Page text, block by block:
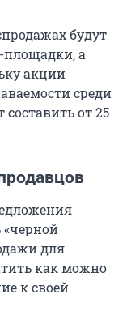
будут
площадки, а
акции
среди
от 25
«черной
для
как можно
к своей